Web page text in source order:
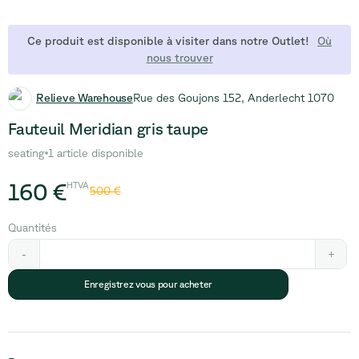
Ce produit est disponible à visiter dans notre Outlet!
Où
nous trouver
Relieve WarehouseRue des Goujons 152, Anderlecht 1070
Fauteuil Meridian gris taupe
seating 1 article disponible
160 €HTVA500 €
Quantités
- +
Enregistrez vous pour acheter